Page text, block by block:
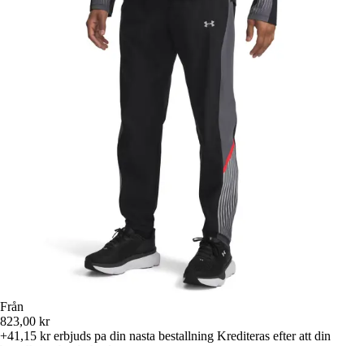
Från
823,00 kr
+41,15 krerbjuds pa din nasta bestallning Krediteras efter att din